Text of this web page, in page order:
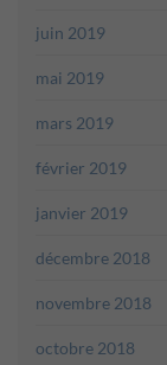
juin 2019
mai 2019
mars 2019
février 2019
janvier 2019
décembre 2018
novembre 2018
octobre 2018